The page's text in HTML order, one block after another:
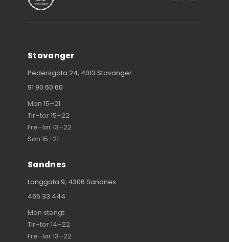
Stavanger
Pedersgata 24, 4013 Stavanger
91 90 60 60
Man 15–21
Tir–tor 15–22
Fre–lør 13–22
Søn 15–21
Sandnes
Langgata 9, 4306 Sandnes
465 33 444
Man stengt
Tir–tor 14–22
Fre–lør 13–22